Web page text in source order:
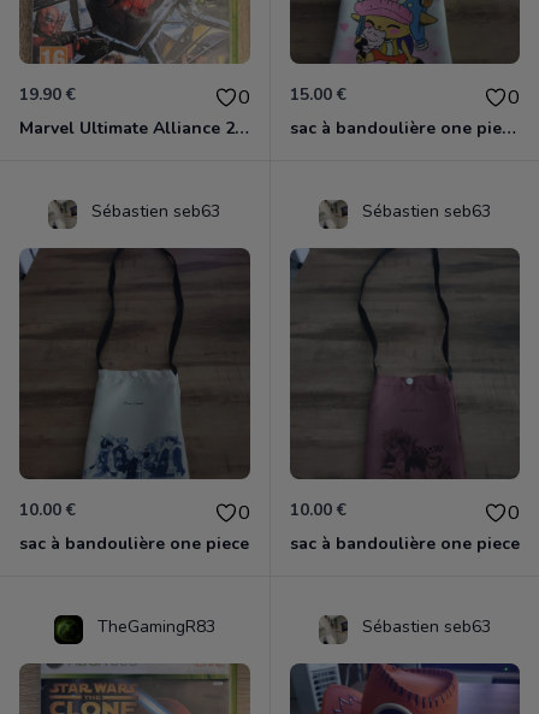
19.90 € 0
Marvel Ultimate Alliance 2 Xbox 360
15.00 € 0
sac à bandoulière one piece chopper
Sébastien seb63
10.00 € 0
sac à bandoulière one piece
Sébastien seb63
10.00 € 0
sac à bandoulière one piece
TheGamingR83 Sébastien seb63